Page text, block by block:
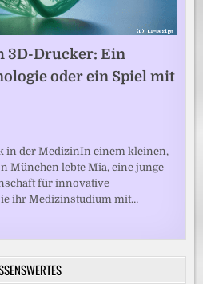
3D-Drucker: Ein
oder ein Spiel mit
in der MedizinIn einem kleinen,
München lebte Mia, eine junge
für innovative
ihr Medizinstudium mit…